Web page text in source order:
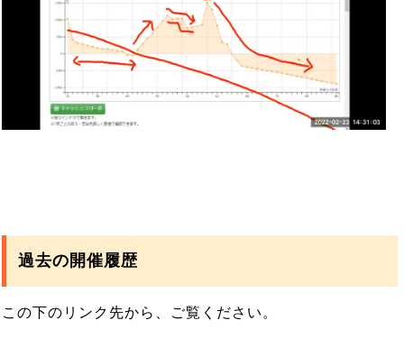
過去の開催履歴
この下のリンク先から、ご覧ください。